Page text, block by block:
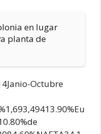
en lugar
planta de
Octubre